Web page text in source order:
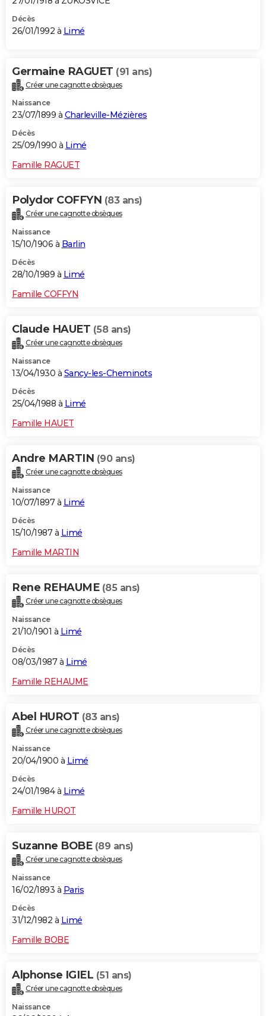
Décès
26/01/1992 à Limé
Germaine RAGUET (91 ans)
Créer une cagnotte obsèques
Naissance
23/07/1899 à Charleville-Mézières
Décès
25/09/1990 à Limé
Famille RAGUET
Polydor COFFYN (83 ans)
Créer une cagnotte obsèques
Naissance
15/10/1906 à Barlin
Décès
28/10/1989 à Limé
Famille COFFYN
Claude HAUET (58 ans)
Créer une cagnotte obsèques
Naissance
13/04/1930 à Sancy-les-Cheminots
Décès
25/04/1988 à Limé
Famille HAUET
Andre MARTIN (90 ans)
Créer une cagnotte obsèques
Naissance
10/07/1897 à Limé
Décès
15/10/1987 à Limé
Famille MARTIN
Rene REHAUME (85 ans)
Créer une cagnotte obsèques
Naissance
21/10/1901 à Limé
Décès
08/03/1987 à Limé
Famille REHAUME
Abel HUROT (83 ans)
Créer une cagnotte obsèques
Naissance
20/04/1900 à Limé
Décès
24/01/1984 à Limé
Famille HUROT
Suzanne BOBE (89 ans)
Créer une cagnotte obsèques
Naissance
16/02/1893 à Paris
Décès
31/12/1982 à Limé
Famille BOBE
Alphonse IGIEL (51 ans)
Créer une cagnotte obsèques
Naissance